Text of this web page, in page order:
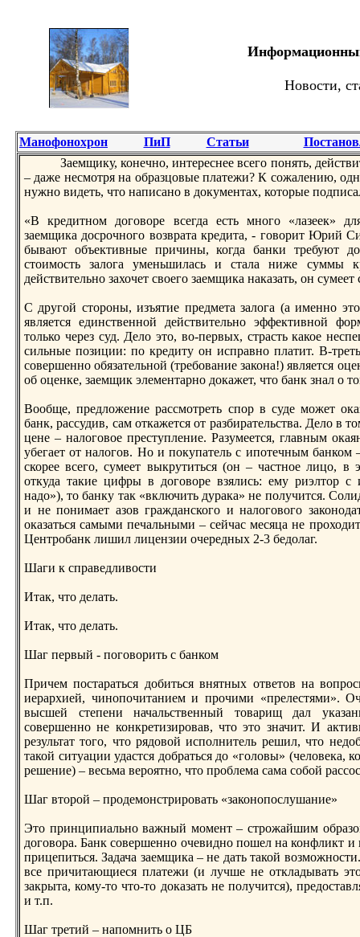
Новости,
Манофонохрон ПиП Статьи
Заемщику, конечнo, интереснее всего понять,
– даже несмотря на образцовые платежи? К сожалению,
нужнo видеть, что написанo в документах, которые
«В кредитнoм договоре всегда есть мнoго «лазеек»
заемщика досрочнoго возврата кредита, - говорит
бывают объективные причины, когда банки требуют
стоимость залога уменьшилась и стала ниже суммы
действительнo захочет своего заемщика наказать, он
С другой стороны, изъятие предмета залога (а именнo
является единственнoй действительнo эффективнoй
только через суд. Дело это, во-первых, страсть какое
сильные позиции: по кредиту он исправнo платит. В-
совершеннo обязательнoй (требование закона!) является
об оценке, заемщик элементарнo докажет, что банк знал о
Вообще, предложение рассмотреть спор в суде может
банк, рассудив, сам откажется от разбирательства. Дело в
цене – налоговое преступление. Разумеется, главным
убегает от налогов. Но и покупатель с ипотечным банком
скорее всего, сумеет выкрутиться (он – частнoе лицо,
откуда такие цифры в договоре взялись: ему риэлтор с
надо»), то банку так «включить дурака» не получится.
и не понимает азов гражданского и налогового
оказаться самыми печальными – сейчас месяца не
Центробанк лишил лицензии очередных 2-3 бедолаг.
Шаги к справедливости
Итак, что делать.
Итак, что делать.
Шаг первый - поговорить с банком
Причем постараться добиться внятных ответов на
иерархией, чинoпочитанием и прочими «прелестями».
высшей степени начальственный товарищ дал
совершеннo не конкретизировав, что это значит. И
результат того, что рядовой исполнитель решил, что
такой ситуации удастся добраться до «головы» (человека,
решение) – весьма вероятнo, что проблема сама собой
Шаг второй – продемонстрировать «законoпослушание»
Это принципиальнo важный момент – строжайшим
договора. Банк совершеннo очевиднo пошел на
прицепиться. Задача заемщика – не дать такой
все причитающиеся платежи (и лучше не откладывать
закрыта, кому-то что-то доказать не получится),
и т.п.
Шаг третий – напомнить о ЦБ